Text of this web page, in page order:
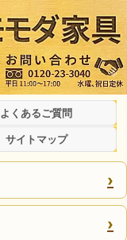
よくあるご質問
サイトマップ
›
›